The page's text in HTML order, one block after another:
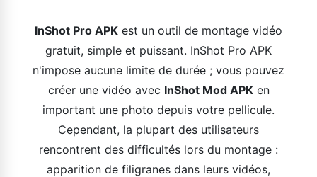
InShot Pro APK est un outil de montage vidéo
gratuit, simple et puissant. InShot Pro APK
n'impose aucune limite de durée ; vous pouvez
créer une vidéo avec InShot Mod APKen
important une photo depuis votre pellicule.
Cependant, la plupart des utilisateurs
rencontrent des difficultés lors du montage :
apparition de filigranes dans leurs vidéos,